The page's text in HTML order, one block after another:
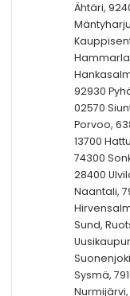
Ähtäri,
92930
02570
Porvoo,
13700
74300
28400
Naantali,
Sund,
Sysmä,
Nurmijärvi,